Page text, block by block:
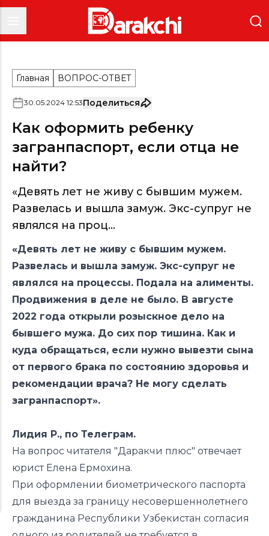
Главная ВОПРОС-ОТВЕТ
30.05.2024 12:53Поделиться
Как оформить ребенку
загранпаспорт, если отца не
найти?
«Девять лет не живу с бывшим мужем.
Развелась и вышла замуж. Экс-супруг не
являлся на проц...
«Девять лет не живу с бывшим мужем.
Развелась и вышла замуж. Экс-супруг не
являлся на процессы. Подала на алименты.
Продвижения в деле не было. В августе
2022 года открыли розыскное дело на
бывшего мужа. До сих пор тишина. Как и
куда обращаться, если нужно вывезти сына
от первого брака по состоянию здоровья и
рекомендации врача? Не могу сделать
загранпаспорт».
Лидия Р., по Телеграм.
На вопрос читателя "Даракчи плюс" отвечает
юрист Елена Ермохина.
При оформлении биометрического паспорта
для выезда за границу несовершеннолетнего
гражданина Республики Узбекистан согласия